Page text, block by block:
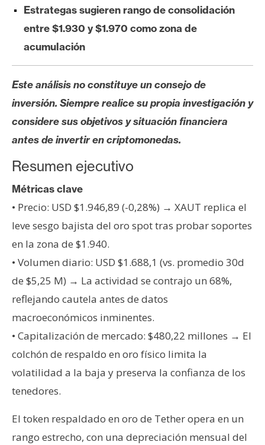
l
i
s
N
o
t
s
d
e
r
e
n
s
T
m
a
s
R
Estrategas sugieren rango de consolidación
entre $1.930 y $1.970 como zona de
acumulación
Este análisis no constituye un consejo de
inversión. Siempre realice su propia investigación y
considere sus objetivos y situación financiera
antes de invertir en criptomonedas.
Resumen ejecutivo
Métricas clave
• Precio: USD $1.946,89 (-0,28%) → XAUT replica el
leve sesgo bajista del oro spot tras probar soportes
en la zona de $1.940.
• Volumen diario: USD $1.688,1 (vs. promedio 30d
de $5,25 M) → La actividad se contrajo un 68%,
reflejando cautela antes de datos
macroeconómicos inminentes.
• Capitalización de mercado: $480,22 millones → El
colchón de respaldo en oro físico limita la
volatilidad a la baja y preserva la confianza de los
tenedores.
El token respaldado en oro de Tether opera en un
rango estrecho, con una depreciación mensual del